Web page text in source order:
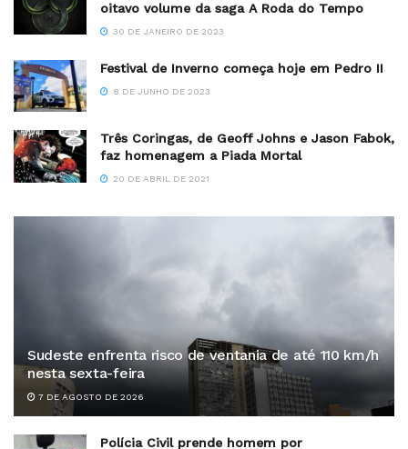
oitavo volume da saga A Roda do Tempo
30 DE JANEIRO DE 2023
Festival de Inverno começa hoje em Pedro II
8 DE JUNHO DE 2023
Três Coringas, de Geoff Johns e Jason Fabok,
faz homenagem a Piada Mortal
20 DE ABRIL DE 2021
Sudeste enfrenta risco de ventania de até 110 km/h
nesta sexta-feira
7 DE AGOSTO DE 2026
Polícia Civil prende homem por